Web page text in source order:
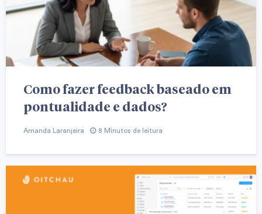
Como fazer feedback baseado em
pontualidade e dados?
Amanda Laranjeira 8 Minutos de leitura